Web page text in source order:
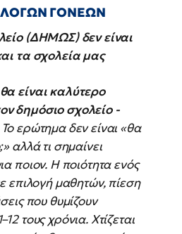
ΓΟΝΕΩΝ
(ΔΗΜΩΣ) δεν είναι
τα σχολεία μας
είναι καλύτερο
δημόσιο σχολείο -
ερώτημα δεν είναι «θα
αλλά τι σημαίνει
ποιον. Η ποιότητα ενός
επιλογή μαθητών, πίεση
που θυμίζουν
τους χρόνια. Χτίζεται